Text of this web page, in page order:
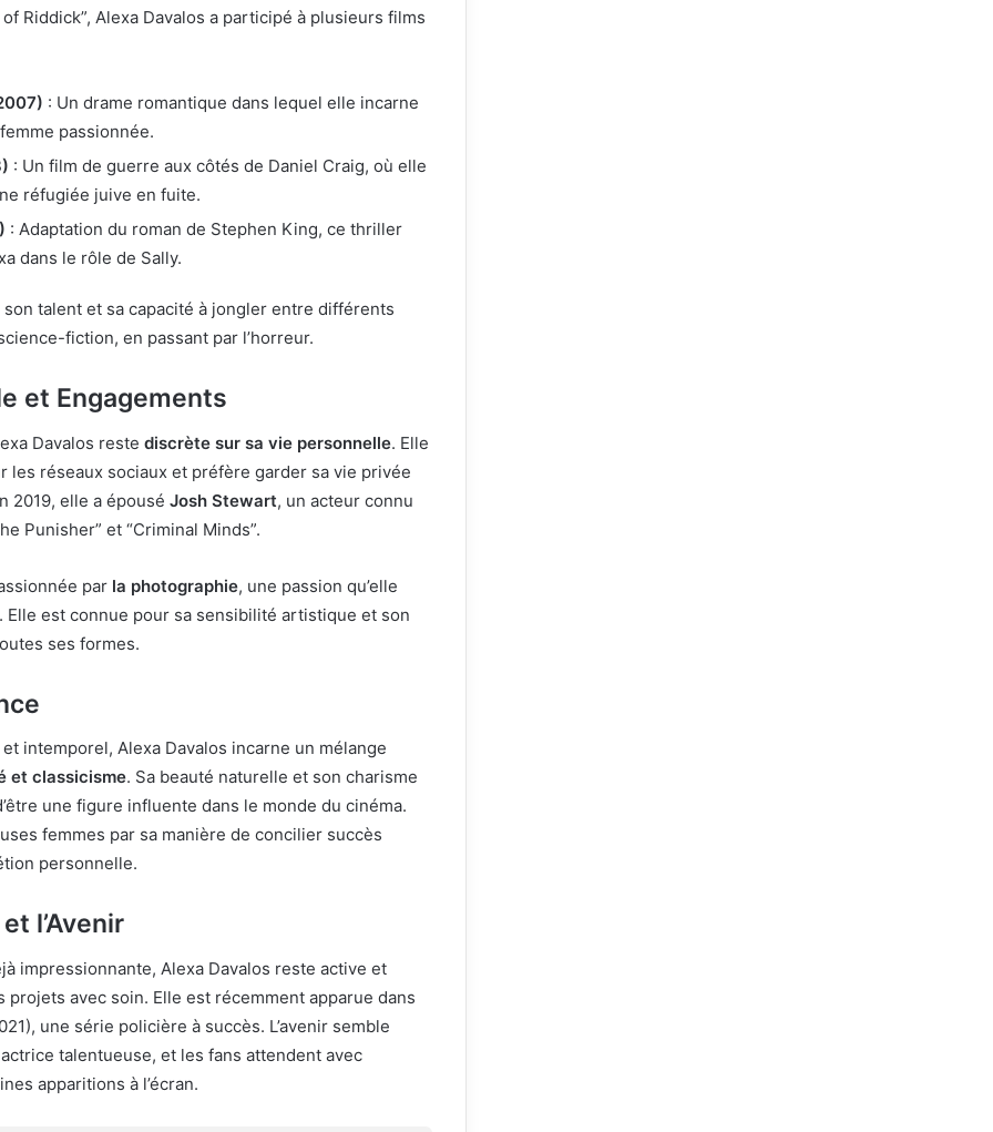
Riddick”, Alexa Davalos a participé à plusieurs films
: Un drame romantique dans lequel elle incarne
passionnée.
: Un film de guerre aux côtés de Daniel Craig, où elle
réfugiée juive en fuite.
: Adaptation du roman de Stephen King, ce thriller
dans le rôle de Sally.
talent et sa capacité à jongler entre différents
fiction, en passant par l’horreur.
et Engagements
Davalos reste discrète sur sa vie personnelle. Elle
les réseaux sociaux et préfère garder sa vie privée
2019, elle a épousé Josh Stewart, un acteur connu
Punisher” et “Criminal Minds”.
par la photographie, une passion qu’elle
Elle est connue pour sa sensibilité artistique et son
ses formes.
intemporel, Alexa Davalos incarne un mélange
et classicisme. Sa beauté naturelle et son charisme
une figure influente dans le monde du cinéma.
femmes par sa manière de concilier succès
personnelle.
l’Avenir
impressionnante, Alexa Davalos reste active et
avec soin. Elle est récemment apparue dans
une série policière à succès. L’avenir semble
talentueuse, et les fans attendent avec
apparitions à l’écran.